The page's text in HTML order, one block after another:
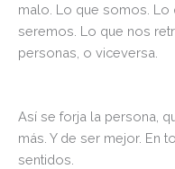
malo. Lo que somos. Lo
seremos. Lo que nos
personas, o viceversa.
Así se forja la persona,
más. Y de ser mejor. En
sentidos.